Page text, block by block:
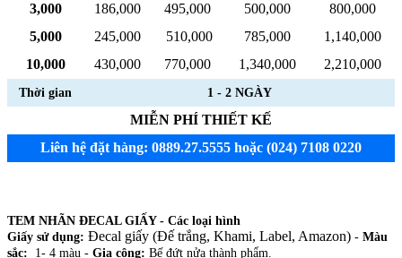
3,000
186,000 495,000 500,000
800,000
5,000
245,000 510,000 785,000
1,140,000
10,000
430,000 770,000 1,340,000 2,210,000
Thời gian 1 - 2 NGÀY
MIỄN PHÍ THIẾT KẾ
Liên hệ đặt hàng: 0889.27.5555 hoặc (024) 7108 0220
TEM NHÃN ĐECAL GIẤY - Các loại hình
Giấy sử dụng: Đecal giấy (Đế trắng, Khami, Label, Amazon) - Màu
sắc:
1- 4 màu - Gia công: Bế đứt nửa thành phẩm.